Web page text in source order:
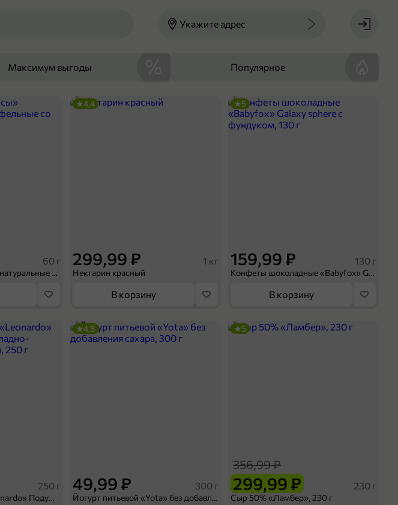
Укажите адрес
Максимум выгоды Популярное
60 г
Чипсы «PRO-Чипсы» натуральные картофельные со вкусом краба, 60 г
299,99 ₽ 1 кг
Нектарин красный
4,4
В корзину
159,99 ₽ 130 г
Конфеты шоколадные «Babyfox» Galaxy sphere с фундуком, 130 г
5
В корзину
250 г
Готовый завтрак «Leonardo» Подушечки с шоколадно-ореховой начинкой, 250 г
49,99 ₽ 300 г
Йогурт питьевой «Yota» без добавления сахара, 300 г
4,8
299,99 ₽
356,99 ₽
230 г
Сыр 50% «Ламбер», 230 г
5